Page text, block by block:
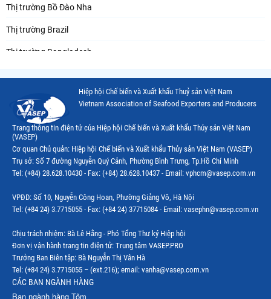
Thị trường Bồ Đào Nha
Thị trường Brazil
Thị trường Bangladesh
Thị trường Canada
Thị trường Ecuador
Thị trường EU
Thị trường Indonesia
Thị trường Mỹ
Thị trường Nga
Thị trường Hàn Quốc
Thị trường Nhật Bản
Hiệp hội Chế biến và Xuất khẩu Thuỷ sản Việt Nam
Vietnam Association of Seafood Exporters and Producers
Trang thông tin điện tử của Hiệp hội Chế biến và Xuất khẩu Thủy sản Việt Nam
(VASEP)
Cơ quan Chủ quản: Hiệp hội Chế biến và Xuất khẩu Thủy sản Việt Nam (VASEP)
Trụ sở: Số 7 đường Nguyễn Quý Cảnh, Phường Bình Trưng, Tp.Hồ Chí Minh
Tel: (+84) 28.628.10430 - Fax: (+84) 28.628.10437 - Email: vphcm@vasep.com.vn
VPĐD: Số 10, Nguyễn Công Hoan, Phường Giảng Võ, Hà Nội
Tel: (+84 24) 3.7715055 - Fax: (+84 24) 37715084 - Email: vasephn@vasep.com.vn
Chịu trách nhiệm: Bà Lê Hằng - Phó Tổng Thư ký Hiệp hội
Đơn vị vận hành trang tin điện tử: Trung tâm VASEP.PRO
Trưởng Ban Biên tập: Bà Nguyễn Thị Vân Hà
Tel: (+84 24) 3.7715055 – (ext.216); email: vanha@vasep.com.vn
CÁC BAN NGÀNH HÀNG
Ban ngành hàng Tôm